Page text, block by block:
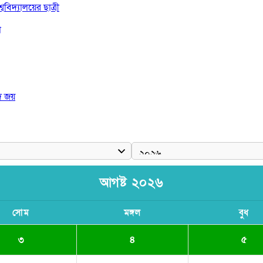
ছাত্রী
জয়
রাষ্ট্রপতি
আগষ্ট ২০২৬
সোম মঙ্গল বুধ
৩ ৪ ৫